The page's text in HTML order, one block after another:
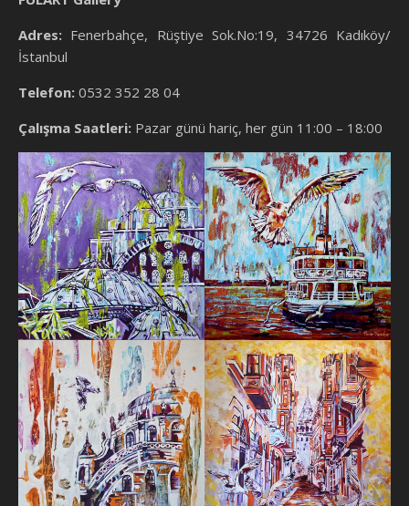
Adres: Fenerbahçe, Rüştiye Sok.No:19, 34726 Kadıköy/
İstanbul
Telefon: 0532 352 28 04
Çalışma Saatleri: Pazar günü hariç, her gün 11:00 – 18:00